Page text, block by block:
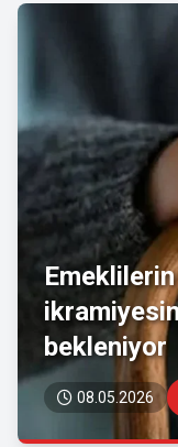
bekleniyor
08.05.2026